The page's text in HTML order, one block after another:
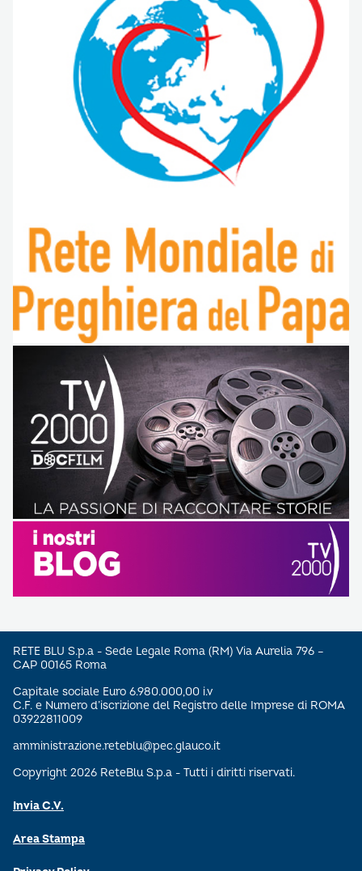
RETE BLU S.p.a - Sede Legale Roma (RM) Via Aurelia 796 –
CAP 00165 Roma
Capitale sociale Euro 6.980.000,00 i.v
C.F. e Numero d’iscrizione del Registro delle Imprese di ROMA
03922811009
amministrazione.reteblu@pec.glauco.it
Copyright 2026 ReteBlu S.p.a - Tutti i diritti riservati.
Invia C.V.
Area Stampa